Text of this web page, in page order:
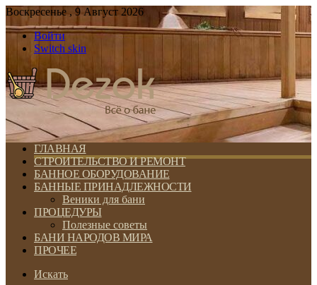
Воскресенье , 9 Август 2026
Войти
Switch skin
ГЛАВНАЯ
СТРОИТЕЛЬСТВО И РЕМОНТ
БАННОЕ ОБОРУДОВАНИЕ
БАННЫЕ ПРИНАДЛЕЖНОСТИ
Веники для бани
ПРОЦЕДУРЫ
Полезные советы
БАНИ НАРОДОВ МИРА
ПРОЧЕЕ
Искать